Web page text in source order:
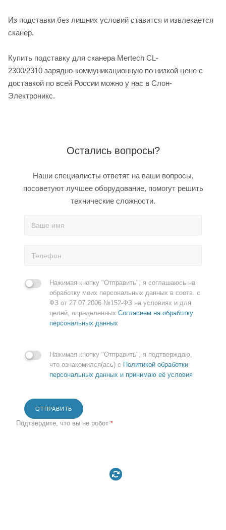
Из подставки без лишних условий ставится и извлекается
сканер.
Купить подставку для сканера Mertech CL-
2300/2310 зарядно-коммуникационную по низкой цене с
доставкой по всей России можно у нас в Слон-
Электроникс.
Остались вопросы?
Наши специалисты ответят на ваши вопросы,
посоветуют лучшее оборудование, помогут решить
технические сложности.
Нажимая кнопку "Отправить", я соглашаюсь на
обработку моих персональных данных в соотв. с
ФЗ от 27.07.2006 №152-ФЗ на условиях и для
целей, определенных Согласием на обработку
персональных данных
Нажимая кнопку "Отправить", я подтверждаю,
что ознакомился(ась) с Политикой обработки
персональных данных и принимаю её условия
ОТПРАВИТЬ
Подтвердите, что вы не робот *